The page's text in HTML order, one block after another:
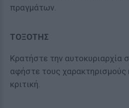
πραγμάτων.
ΤΟΞΟΤΗΣ
Κρατήστε την αυτοκυριαρχία
αφήστε τους χαρακτηρισμούς
κριτική.